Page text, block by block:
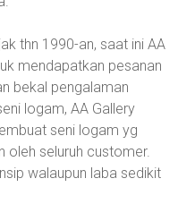
thn 1990-an, saat ini AA
mendapatkan pesanan
bekal pengalaman
logam, AA Gallery
seni logam yg
oleh seluruh customer.
walaupun laba sedikit